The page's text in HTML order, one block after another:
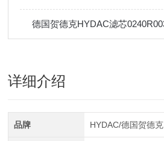
详细介绍
品牌 HYDAC/德国贺德克